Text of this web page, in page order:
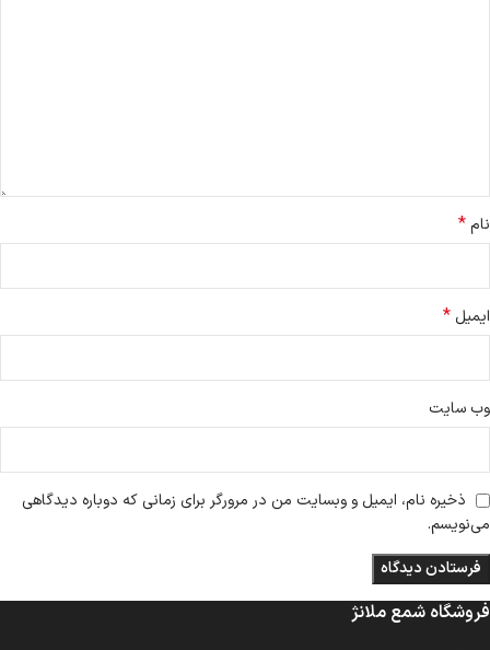
نام*
ایمیل *
وب‌ سایت
ذخیره نام، ایمیل و وبسایت من در مرورگر برای زمانی که دوباره دیدگاهی
می‌نویسم.
فروشگاه شمع ملانژ